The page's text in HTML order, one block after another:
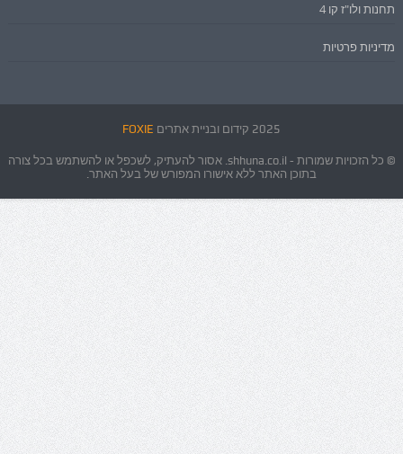
תחנות ולו"ז קו 4
מדיניות פרטיות
2025 קידום ובניית אתרים FOXIE
© כל הזכויות שמורות - shhuna.co.il. אסור להעתיק, לשכפל או להשתמש בכל צורה
בתוכן האתר ללא אישורו המפורש של בעל האתר.